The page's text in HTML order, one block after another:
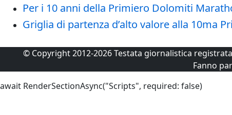
Per i 10 anni della Primiero Dolomiti
Griglia di partenza d’alto valore alla 10ma
© Copyright 2012-2026 Testata giornalistica
Fanno
await RenderSectionAsync("Scripts", required: false)